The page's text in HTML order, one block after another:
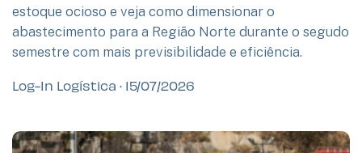
Log-In Logística 15/07/2026
estoque ocioso e veja como dimensionar o
abastecimento para a Região Norte durante o segudo
semestre com mais previsibilidade e eficiência.